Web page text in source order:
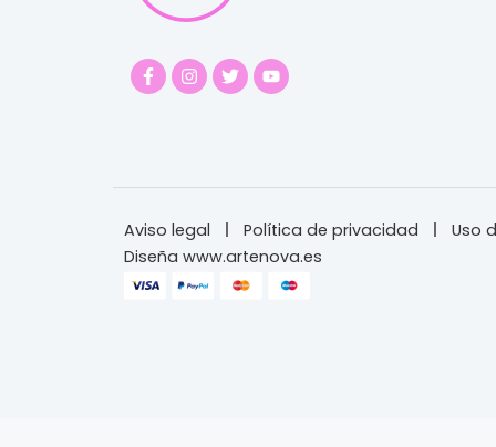
Aviso legal Política de privacidad
Uso
Diseña www.artenova.es